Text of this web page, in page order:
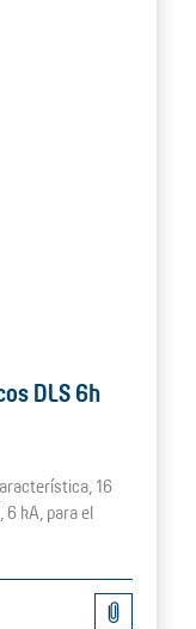
DLS 6h
16
6 kA, para el